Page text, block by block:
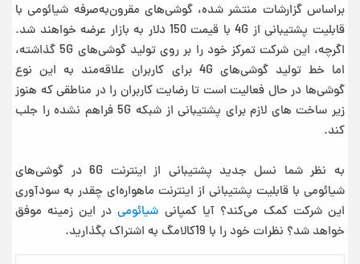
براساس گزارشات منتشر شده، گوشی‌های مقرون‌به‌صرفه شیائومی با
قابلیت پشتیبانی از 4G با قیمت 150 دلار به بازار عرضه خواهند شد.
اگرچه، این شرکت تمرکز خود را بر روی تولید گوشی‌های 5G گذاشته،
اما خط تولید گوشی‌های 4G برای کاربران علاقه‌مند به این نوع
گوشی‌ها در حال فعالیت است تا رضایت کاربران را در مناطقی که هنوز
زیر ساخت های لازم برای پشتیبانی از شبکه 5G فراهم نشده را جلب
کند.
به نظر شما نسل جدید پشتیبانی از اینترنت 6G در گوشی‌های
شیائومی با قابلیت پشتیبانی از اینترنت ماهواره‌ای چقدر به سودآوری
این شرکت کمک می‌کند؟ آیا کمپانی شیائومیدر این زمینه موفق
خواهد شد؟ نظرات خود را با 19کالامگ به اشتراک بگذارید.